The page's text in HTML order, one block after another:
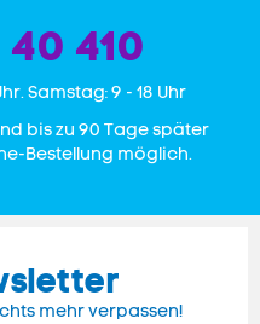
410
Samstag: 9 - 18 Uhr
bis zu 90 Tage später
Bestellung möglich.
mehr verpassen!